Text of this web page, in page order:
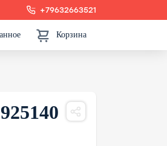
+79632663521
Корзина